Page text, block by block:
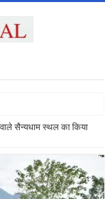
सैन्यधाम स्थल का किया